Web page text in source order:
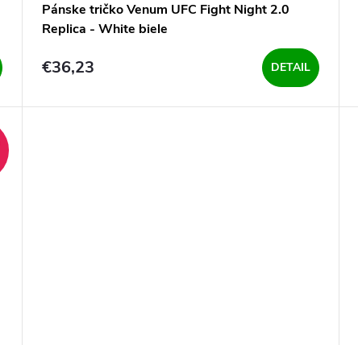
Pánske tričko Venum UFC Fight Night 2.0
Replica - White biele
€36,23 DETAIL